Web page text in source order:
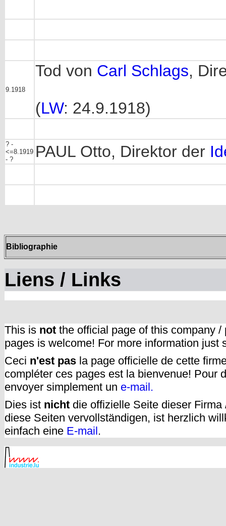
9.1918
Tod von Carl Schlags,
(LW: 24.9.1918)
? -
<=8.1919
- ?
PAUL Otto, Direktor der
Bibliographie
Liens / Links
This is not the official page of this company
pages is welcome! For more information just
Ceci n'est pas la page officielle de cette
compléter ces pages est la bienvenue! Pour
envoyer simplement un e-mail.
Dies ist nicht die offizielle Seite dieser
diese Seiten vervollständigen, ist herzlich
einfach eine E-mail.